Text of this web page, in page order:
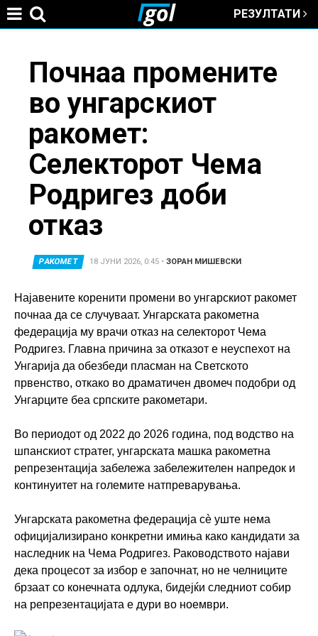
РЕЗУЛТАТИ
here
Почнаа промените
во унгарскиот
ракомет:
Селекторот Чема
Родригез доби
отказ
РАКОМЕТ 18 ЈУНИ 2026, 0:45• ЗОРАН МИШЕВСКИ
Најавените коренити промени во унгарскиот ракомет
почнаа да се случуваат. Унгарската ракометна
федерација му врачи отказ на селекторот Чема
Родригез. Главна причина за отказот е неуспехот на
Унгарија да обезбеди пласман на Светското
првенство, откако во драматичен двомеч подобри од
Унгарците беа српските ракометари.
Во периодот од 2022 до 2026 година, под водство на
шпанскиот стратег, унгарската машка ракометна
репрезентација забележа забележителен напредок и
континуитет на големите натпреварувања.
Унгарската ракометна федерација сè уште нема
официјализирано конкретни имиња како кандидати за
наследник на Чема Родригез. Раководството најави
дека процесот за избор е започнат, но не челниците
брзаат со конечната одлука, бидејќи следниот собир
на репрезентацијата е дури во ноември.